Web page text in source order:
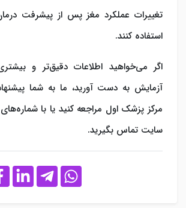
تغییرات عملکرد مغز پس از پیشرفت
استفاده کنند.
اگر می‌خواهید اطلاعات دقیق‌تر و
آزمایش به دست آورید، ما به شما
مرکز پزشک اول مراجعه کنید یا با
سایت تماس بگیرید.